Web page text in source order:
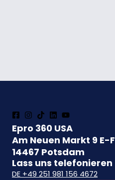
Epro 360 USA
Am Neuen Markt 9 E-F
14467 Potsdam
Lass uns telefonieren
DE +49 251 981 156 4672